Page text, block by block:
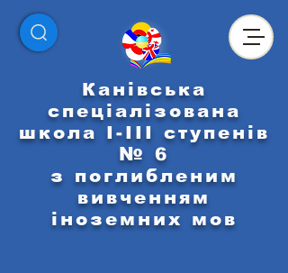
Канівська
спеціалізована
школа І-ІІІ ступенів
№ 6
з поглибленим
вивченням
іноземних мов